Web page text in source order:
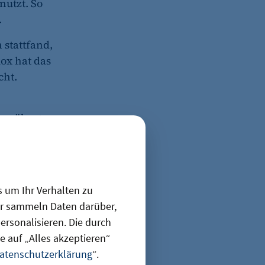
um Ihr Verhalten zu
sammeln Daten darüber,
Die durch
auf „Alles akzeptieren“
“.
So
stattfand,
hat das
näherte
ein